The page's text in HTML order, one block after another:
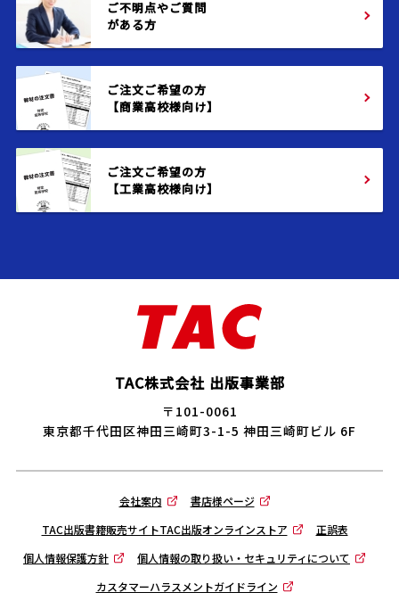
ご不明点やご質問
がある方
ご注文ご希望の方
【商業高校様向け】
ご注文ご希望の方
【工業高校様向け】
TAC株式会社 出版事業部
〒101-0061
東京都千代田区神田三崎町3-1-5 神田三崎町ビル 6F
会社案内
書店様ページ
TAC出版書籍販売サイトTAC出版オンラインストア
正誤表
個人情報保護方針
個人情報の取り扱い・セキュリティについて
カスタマーハラスメントガイドライン